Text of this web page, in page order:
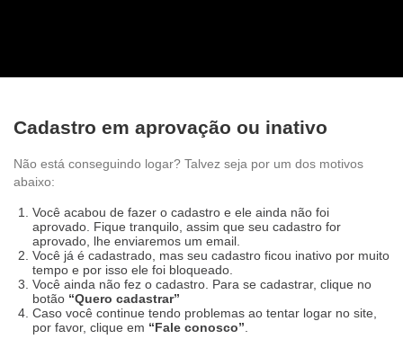
Cadastro em aprovação ou inativo
Não está conseguindo logar? Talvez seja por um dos
motivos abaixo:
Você acabou de fazer o cadastro e ele ainda não foi
aprovado. Fique tranquilo, assim que seu cadastro for
aprovado, lhe enviaremos um email.
Você já é cadastrado, mas seu cadastro ficou inativo por
muito tempo e por isso ele foi bloqueado.
Você ainda não fez o cadastro. Para se cadastrar, clique
no botão“Quero cadastrar”
Caso você continue tendo problemas ao tentar logar no
site, por favor, clique em“Fale conosco”